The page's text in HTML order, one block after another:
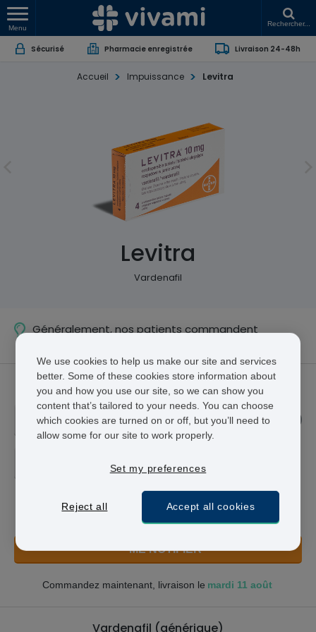
Menu
Rechercher...
Sécurisé Pharmacie enregistrée Livraison 24-48h
Accueil Impuissance Levitra
Levitra
Vardenafil
Généralement, nos patients commandent
Levitra
20MG
8 COMPRIMÉS - CHF 252,95
CHF 252,95
Economisez CHF 41,00
ME NOTIFIER
Commandez maintenant, livraison le mardi 11 août
Vardenafil (générique)
We use cookies to help us make our site and services
better. Some of these cookies store information about
you and how you use our site, so we can show you
content that’s tailored to your needs. You can choose
which cookies are turned on or off, but you’ll need to
allow some for our site to work properly.
Set my preferences
Reject all Accept all cookies